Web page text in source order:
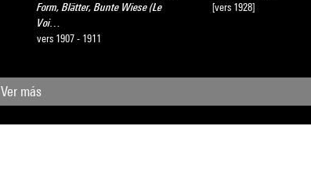
Form, Blätter, Bunte Wiese (Le
Voi…
vers 1907 - 1911
[vers 1928]
Ver más